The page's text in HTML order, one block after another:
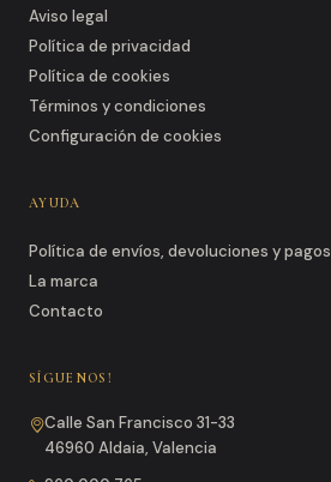
Aviso legal
Política de privacidad
Política de cookies
Términos y condiciones
Configuración de cookies
AYUDA
Política de envíos, devoluciones y pagos
La marca
Contacto
SÍGUENOS!
Calle San Francisco 31-33
46960 Aldaia, Valencia